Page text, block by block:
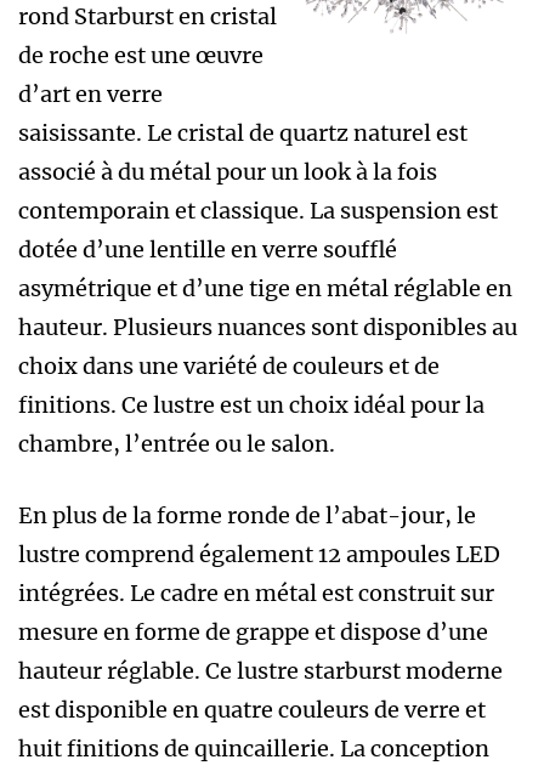
rond Starburst en cristal
de roche est une œuvre
d’art en verre
saisissante. Le cristal de quartz naturel est
associé à du métal pour un look à la fois
contemporain et classique. La suspension est
dotée d’une lentille en verre soufflé
asymétrique et d’une tige en métal réglable en
hauteur. Plusieurs nuances sont disponibles au
choix dans une variété de couleurs et de
finitions. Ce lustre est un choix idéal pour la
chambre, l’entrée ou le salon.
En plus de la forme ronde de l’abat-jour, le
lustre comprend également 12 ampoules LED
intégrées. Le cadre en métal est construit sur
mesure en forme de grappe et dispose d’une
hauteur réglable. Ce lustre starburst moderne
est disponible en quatre couleurs de verre et
huit finitions de quincaillerie. La conception